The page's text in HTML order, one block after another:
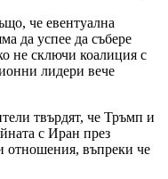
че евентуална
да успее да събере
не сключи коалиция с
лидери вече
твърдят, че Тръмп и
с Иран през
отношения, въпреки че